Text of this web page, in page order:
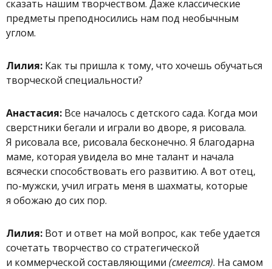
сказать нашим творчеством. Даже классические
предметы преподносились нам под необычным
углом.
Лилия: Как ты пришла к тому, что хочешь обучаться
творческой специальности?
Анастасия: Все началось с детского сада. Когда мои
сверстники бегали и играли во дворе, я рисовала.
Я рисовала все, рисовала бесконечно. Я благодарна
маме, которая увидела во мне талант и начала
всячески способствовать его развитию. А вот отец,
по-мужски, учил играть меня в шахматы, которые
я обожаю до сих пор.
Лилия: Вот и ответ на мой вопрос, как тебе удается
сочетать творчество со стратегической
и коммерческой составляющими (смеется). На самом